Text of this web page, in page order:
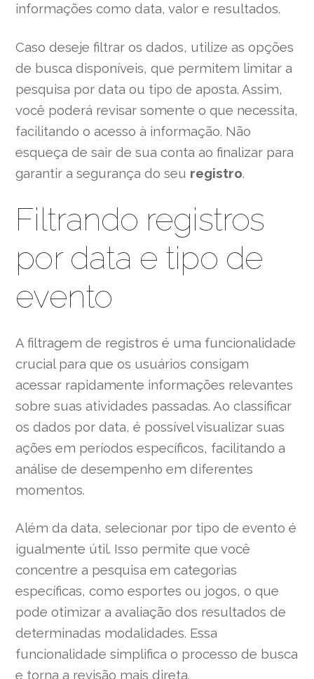
informações como data, valor e resultados.
Caso deseje filtrar os dados, utilize as opções
de busca disponíveis, que permitem limitar a
pesquisa por data ou tipo de aposta. Assim,
você poderá revisar somente o que necessita,
facilitando o acesso à informação. Não
esqueça de sair de sua conta ao finalizar para
garantir a segurança do seu registro.
Filtrando registros
por data e tipo de
evento
A filtragem de registros é uma funcionalidade
crucial para que os usuários consigam
acessar rapidamente informações relevantes
sobre suas atividades passadas. Ao classificar
os dados por data, é possível visualizar suas
ações em períodos específicos, facilitando a
análise de desempenho em diferentes
momentos.
Além da data, selecionar por tipo de evento é
igualmente útil. Isso permite que você
concentre a pesquisa em categorias
específicas, como esportes ou jogos, o que
pode otimizar a avaliação dos resultados de
determinadas modalidades. Essa
funcionalidade simplifica o processo de busca
e torna a revisão mais direta.